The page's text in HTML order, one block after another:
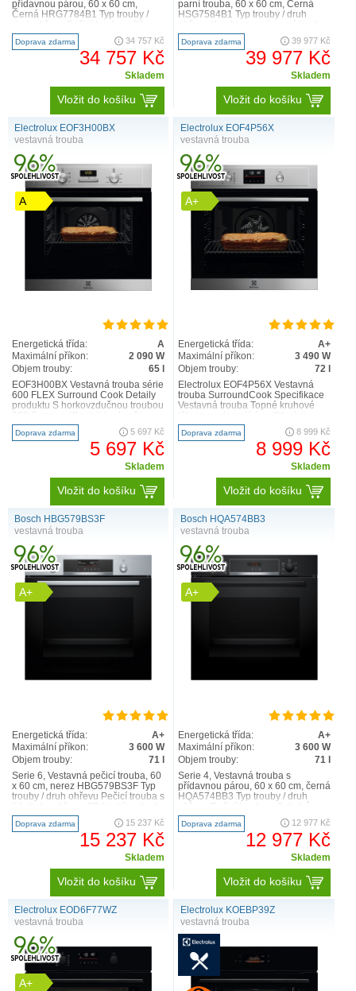
přídavnou párou, 60 x 60 cm,
Černá HRG7784B1 Typ trouby /
druhy ohřevu: 4D horký vzd..
Doprava zdarma 34 757 Kč
34 757 Kč
Skladem
Vložit do košíku
parní trouba, 60 x 60 cm, Černá
HSG7584B1 Typ trouby / druh
s 23 druhy ohřevu: 4..
Doprava zdarma 39 977 Kč
39 977 Kč
Skladem
Vložit do košíku
Electrolux EOF3H00BX
vestavná trouba
A
Energetická třída:
A
Maximální příkon:
2 090 W
Objem trouby:
65 l
EOF3H00BX Vestavná trouba série
600 FLEX Surround Cook Detaily
produktu S horkovzdučnou troubou
rovnoměrně propečeno..
Doprava zdarma 5 697 Kč
5 697 Kč
Skladem
Vložit do košíku
Electrolux EOF4P56X
vestavná trouba
A+
Energetická třída:
A+
Maximální příkon:
3 490 W
Objem trouby:
72 l
Electrolux EOF4P56X Vestavná
trouba SurroundCook Specifikace
Vestavná trouba Topné kruhové
trouby Barva: ..
Doprava zdarma 8 999 Kč
8 999 Kč
Skladem
Vložit do košíku
Bosch HBG579BS3F
vestavná trouba
A+
Energetická třída:
A+
Maximální příkon:
3 600 W
Objem trouby:
71 l
Serie 6, Vestavná pečicí trouba, 60
x 60 cm, nerez HBG579BS3F Typ
trouby / druh ohřevu Pečicí trouba s
horní/..
Doprava zdarma 15 237 Kč
15 237 Kč
Skladem
Vložit do košíku
Bosch HQA574BB3
vestavná trouba
A+
Energetická třída:
A+
Maximální příkon:
3 600 W
Objem trouby:
71 l
Serie 4, Vestavná trouba s
přídavnou párou, 60 x 60 cm, černá
HQA574BB3 Typ trouby / druh
ohřevu: 3D horký vzduc..
Doprava zdarma 12 977 Kč
12 977 Kč
Skladem
Vložit do košíku
Electrolux EOD6F77WZ
vestavná trouba
A+
Electrolux KOEBP39Z
vestavná trouba